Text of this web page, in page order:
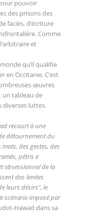
pouvoir
des prisons des
faciès, d’écriture
Comme
et
qu’il qualifie
en Occitanie. C’est
œuvres
un tableau de
diverses luttes.
recourt à une
détournement du
des gestes, des
pétris e
de la
des limites
leurs désirs", le
scénario imposé par
Hawad dans sa